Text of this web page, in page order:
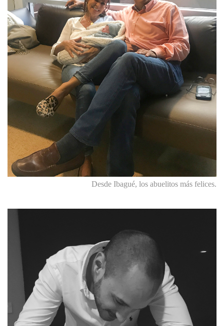
Desde Ibagué, los abuelitos más felices.